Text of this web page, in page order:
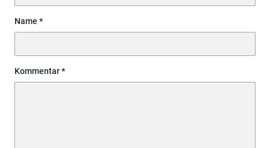
Name
Kommentar